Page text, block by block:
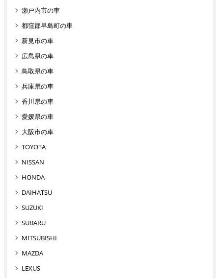
瀬戸内市の車
都窪郡早島町の車
新見市の車
広島県の車
鳥取県の車
兵庫県の車
香川県の車
愛媛県の車
大阪市の車
TOYOTA
NISSAN
HONDA
DAIHATSU
SUZUKI
SUBARU
MITSUBISHI
MAZDA
LEXUS